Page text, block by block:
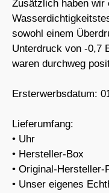
Zusätzlich haben wir
sowohl einem
Unterdruck von -0,7
waren durchweg
Ersterwerbsdatum:
Lieferumfang:
• Uhr
• Hersteller-Box
• Original-Hersteller-
• Unser eigenes